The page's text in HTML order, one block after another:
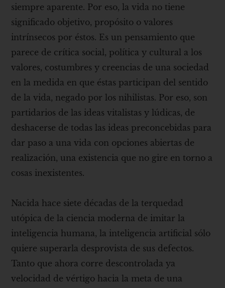
siempre aparente. Por eso, la vida no tiene
significado objetivo, propósito o valores
intrínsecos por éstos. Es un pensamiento que
parece de crítica social, política y cultural a los
valores, costumbres y creencias de una sociedad
en la medida en que éstas participan del sentido
de la vida, negado por los nihilistas. Por eso, son
partidarios de las ideas vitalistas y lúdicas, de
deshacerse de todas las ideas preconcebidas para
dar paso a una vida con opciones abiertas de
realización, una existencia que no gire en torno a
cosas inexistentes.
Nacida hace siete décadas de la terquedad
utópica de la ciencia moderna de imitar la
inteligencia humana, la inteligencia artificial sólo
quiere superarla desprovista de sus defectos.
Tanto que ahora corre descontrolada ya
velocidad de vértigo hacia la meta de una